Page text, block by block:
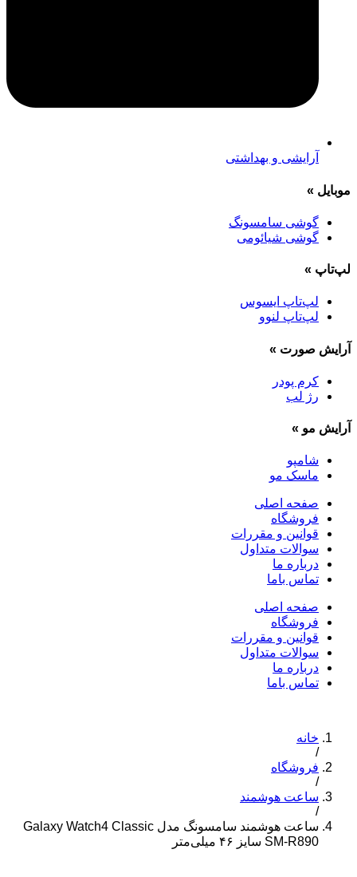
آرایشی و بهداشتی
موبایل »
گوشی سامسونگ
گوشی شیائومی
لپ‌تاپ »
لپ‌تاپ ایسوس
لپ‌تاپ لنوو
آرایش صورت »
کرم پودر
رژ لب
آرایش مو »
شامپو
ماسک مو
صفحه اصلی
فروشگاه
قوانین و مقررات
سوالات متداول
درباره ما
تماس باما
صفحه اصلی
فروشگاه
قوانین و مقررات
سوالات متداول
درباره ما
تماس باما
خانه
/
فروشگاه
/
ساعت هوشمند
/
ساعت هوشمند سامسونگ مدل Galaxy Watch4 Classic
SM-R890 سایز ۴۶ میلی‌متر